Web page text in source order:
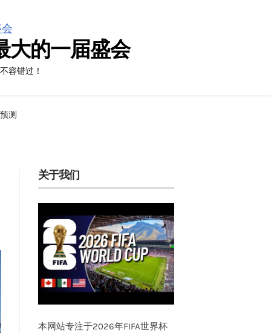
大的一届盛会
容错过！
测
关于我们
本网站专注于2026年FIFA世界杯